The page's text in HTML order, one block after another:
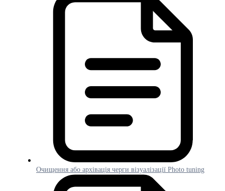
Очищення або архівація черги візуалізації Photo tuning